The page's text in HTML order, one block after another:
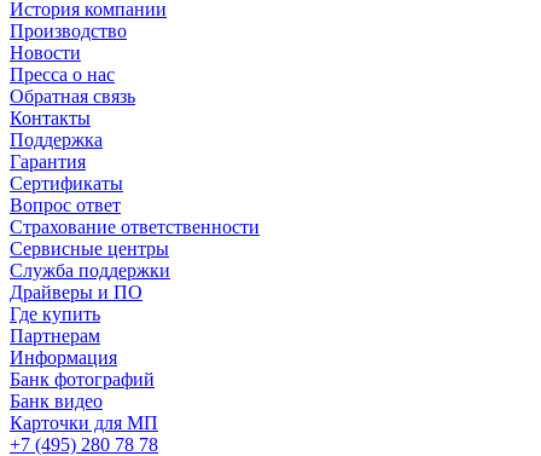
История компании
Производство
Новости
Пресса о нас
Обратная связь
Контакты
Поддержка
Гарантия
Сертификаты
Вопрос ответ
Страхование ответственности
Сервисные центры
Служба поддержки
Драйверы и ПО
Где купить
Партнерам
Информация
Банк фотографий
Банк видео
Карточки для МП
+7 (495) 280 78 78